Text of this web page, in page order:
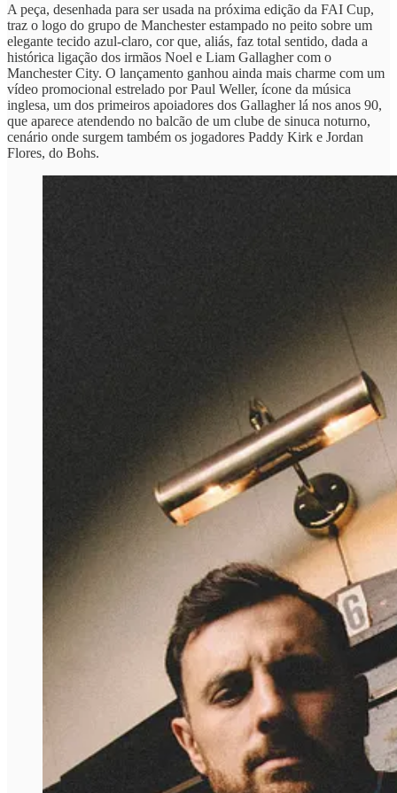
A peça, desenhada para ser usada na próxima edição da FAI Cup,
traz o logo do grupo de Manchester estampado no peito sobre um
elegante tecido azul-claro, cor que, aliás, faz total sentido, dada a
histórica ligação dos irmãos Noel e Liam Gallagher com o
Manchester City. O lançamento ganhou ainda mais charme com um
vídeo promocional estrelado por Paul Weller, ícone da música
inglesa, um dos primeiros apoiadores dos Gallagher lá nos anos 90,
que aparece atendendo no balcão de um clube de sinuca noturno,
cenário onde surgem também os jogadores Paddy Kirk e Jordan
Flores, do Bohs.